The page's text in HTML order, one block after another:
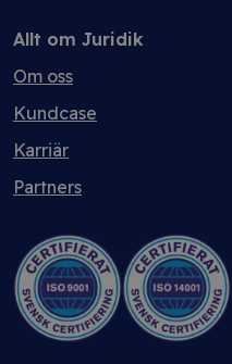
Allt om Juridik
Om oss
Kundcase
Karriär
Partners